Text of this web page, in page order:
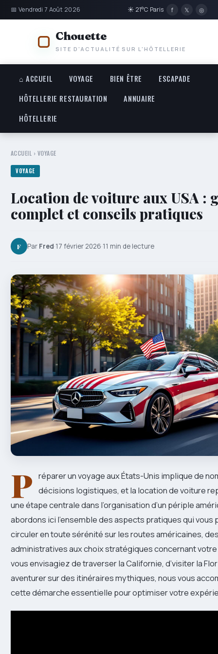
📅 Vendredi 7 Août 2026 ☀ 21°C Paris f 𝕏 ◎
Chouette
SITE D'ACTUALITÉ SUR L'HÔTELLERIE
⌂ ACCUEIL VOYAGE BIEN ÊTRE
ESCAPADE
HÔTELLERIE RESTAURATION
ANNUAIRE
HÔTELLERIE
ACCUEIL › VOYAGE
VOYAGE
Location de voiture aux USA :
complet et conseils pratiques
F Par Fred·17 février 2026·11 min de lecture
P réparer un voyage aux États-Unis implique de
décisions logistiques, et la location de voiture
une étape centrale dans l’organisation d’un périple
abordons ici l’ensemble des aspects pratiques qui
circuler en toute sérénité sur les routes américaines,
administratives aux choix stratégiques concernant
vous envisagiez de traverser la Californie, d’visiter la
aventurer sur des itinéraires mythiques, nous vous
cette démarche essentielle pour optimiser votre